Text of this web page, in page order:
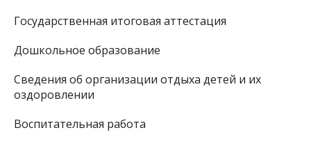
Государственная итоговая аттестация
Дошкольное образование
Сведения об организации отдыха детей и их
оздоровлении
Воспитательная работа